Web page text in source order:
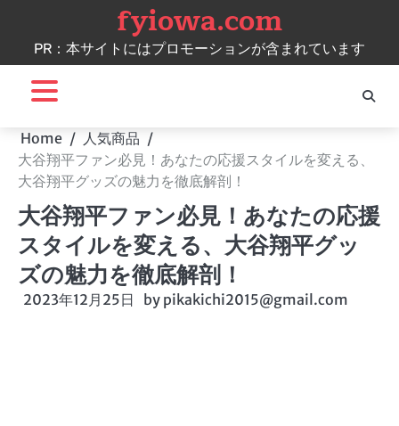
content
fyiowa.com
PR：本サイトにはプロモーションが含まれています
Home
人気商品
大谷翔平ファン必見！あなたの応援スタイルを変える、
大谷翔平グッズの魅力を徹底解剖！
大谷翔平ファン必見！あなたの応援
スタイルを変える、大谷翔平グッ
ズの魅力を徹底解剖！
2023年12月25日 by pikakichi2015@gmail.com